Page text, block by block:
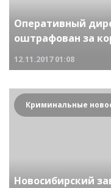
Оперативный
оштрафован за
12.11.2017 01:08
Новосибирский